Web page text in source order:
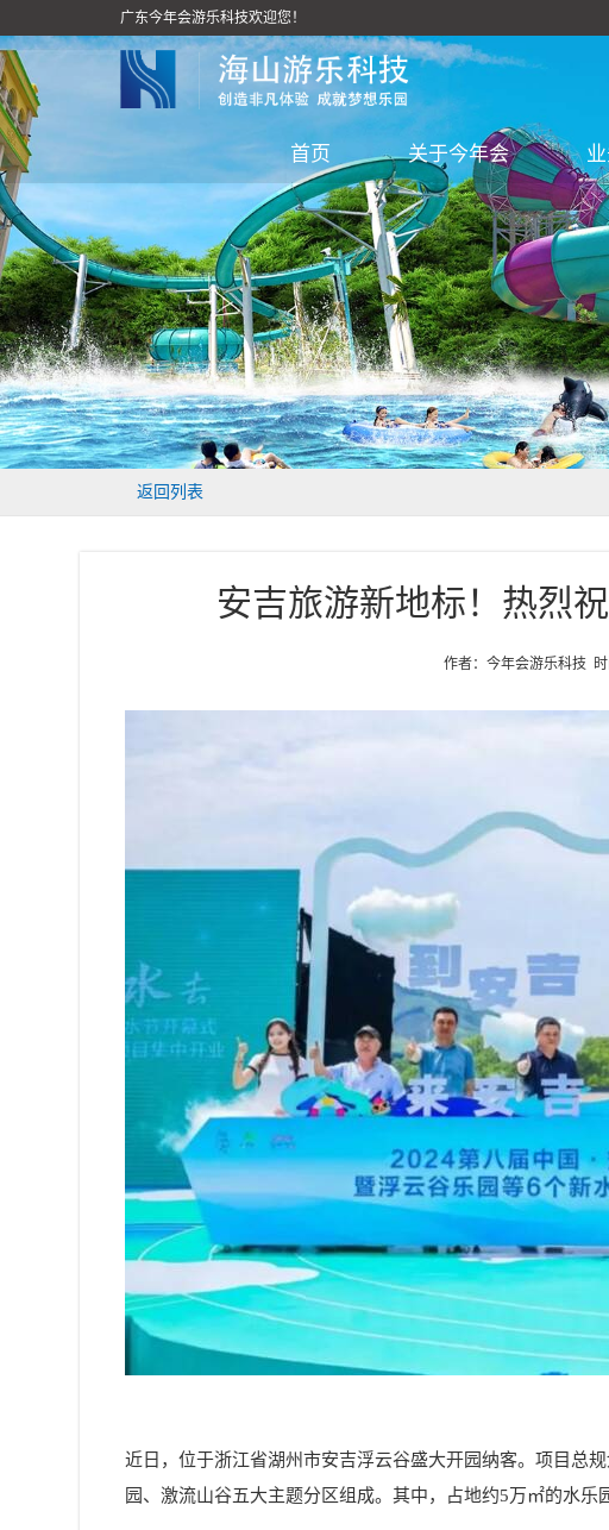
广东今年会游乐科技欢迎您！
首页 关于今年会
返回列表
安吉旅游新地标！热烈
作者：今年会游乐科技 时
近日，位于浙江省湖州市安吉浮云谷盛大开园纳客。项目总
园、激流山谷五大主题分区组成。其中，占地约5万㎡的水乐